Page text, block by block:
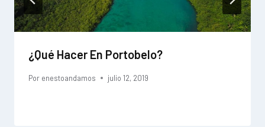
¿Qué Hacer En Portobelo?
Por enestoandamos julio 12, 2019